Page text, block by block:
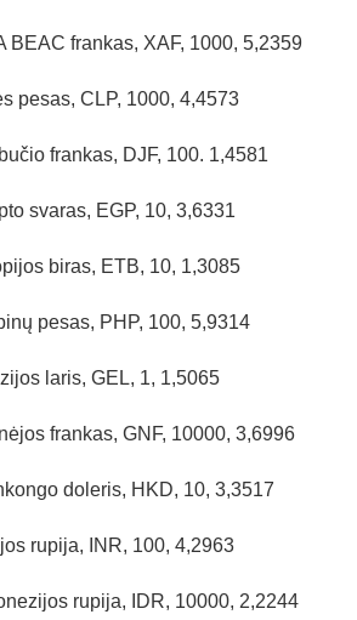
BEAC frankas, XAF, 1000, 5,2359
pesas, CLP, 1000, 4,4573
frankas, DJF, 100. 1,4581
svaras, EGP, 10, 3,6331
biras, ETB, 10, 1,3085
pesas, PHP, 100, 5,9314
laris, GEL, 1, 1,5065
frankas, GNF, 10000, 3,6996
doleris, HKD, 10, 3,3517
rupija, INR, 100, 4,2963
rupija, IDR, 10000, 2,2244